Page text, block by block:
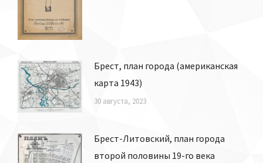
Брест, план города (американская
карта 1943)
30 августа, 2023
Брест-Литовский, план города
второй половины 19-го века